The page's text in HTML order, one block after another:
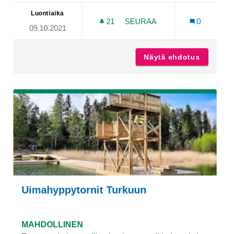
Luontiaika
09.10.2021
21 21 SEURAAJAA
SEURAA
0
Näytä ehdotus
Uimahyppytornit Turkuun
MAHDOLLINEN